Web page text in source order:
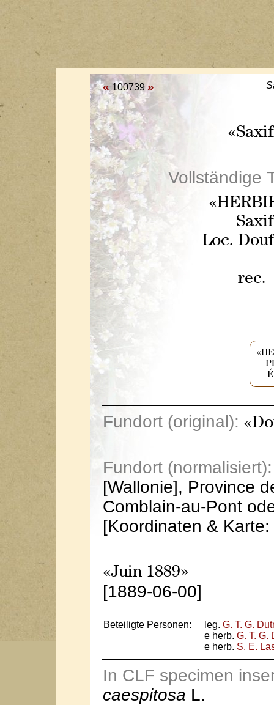
« 100739 »
Vollständige
Loc.
rec.
Fundort (original):
Fundort (normalisiert):
[Wallonie], Province
Comblain-au-Pont
[Koordinaten & Karte:
«Juin 1889»
[1889-06-00]
Beteiligte Personen: leg. G. T. G.
e herb. G. T. G.
e herb. S. E.
In CLF specimen
caespitosa L.